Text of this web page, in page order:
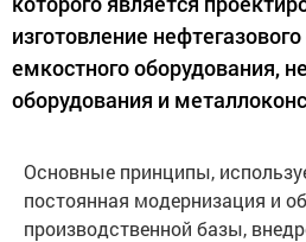
изготовление
емкостного оборудования,
оборудования и
Основные принципы,
постоянная модернизация и
производственной базы,